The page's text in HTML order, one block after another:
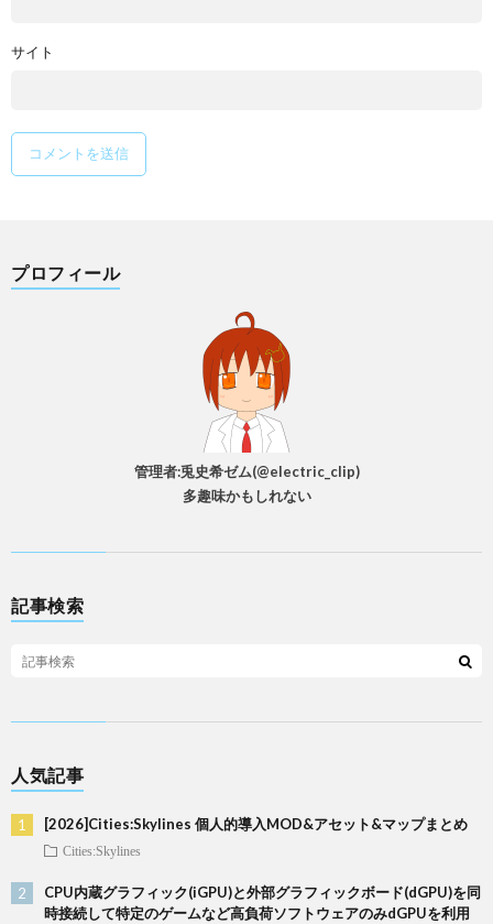
サイト
プロフィール
管理者:兎史希ゼム(@electric_clip)
多趣味かもしれない
記事検索
人気記事
[2026]Cities:Skylines 個人的導入MOD&アセット&マップまとめ
Cities:Skylines
CPU内蔵グラフィック(iGPU)と外部グラフィックボード(dGPU)を同
時接続して特定のゲームなど高負荷ソフトウェアのみdGPUを利用